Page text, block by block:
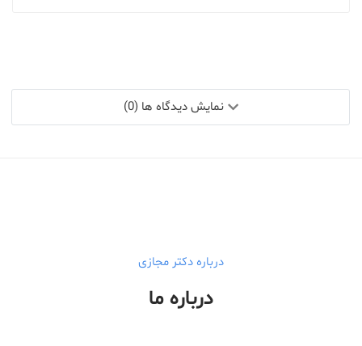
نمایش دیدگاه ها (0)
درباره دکتر مجازی
درباره ما